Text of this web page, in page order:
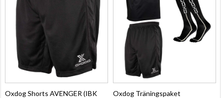
Oxdog Shorts AVENGER (IBK
Oxdog Träningspaket